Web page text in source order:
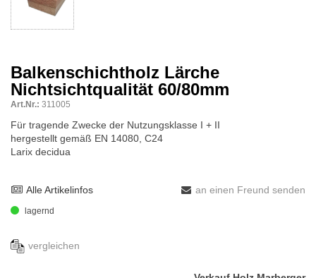
Balkenschichtholz Lärche
Nichtsichtqualität 60/80mm
Art.Nr.: 311005
Für tragende Zwecke der Nutzungsklasse I + II
hergestellt gemäß EN 14080, C24
Larix decidua
Alle Artikelinfos an einen Freund senden
lagernd
vergleichen